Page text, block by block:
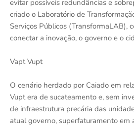
evitar possíveis redundâncias e
criado o Laboratório de
Serviços Públicos (TransformaLAB),
conectar a inovação, o governo e o
Vapt Vupt
O cenário herdado por Caiado em
Vupt era de sucateamento e, sem
de infraestrutura precária das
atual governo, superfaturamento em